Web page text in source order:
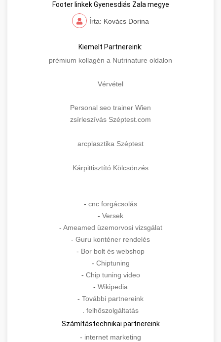
Footer linkek Gyenesdiás Zala megye
Írta: Kovács Dorina
Kiemelt Partnereink:
prémium kollagén a Nutrinature oldalon
Vérvétel
Personal seo trainer Wien
zsírleszívás Széptest.com
arcplasztika Széptest
Kárpittisztító Kölcsönzés
- cnc forgácsolás
- Versek
- Ameamed üzemorvosi vizsgálat
- Guru konténer rendelés
- Bor bolt és webshop
- Chiptuning
- Chip tuning video
- Wikipedia
- További partnereink
. felhőszolgáltatás
Számítástechnikai partnereink
- internet marketing